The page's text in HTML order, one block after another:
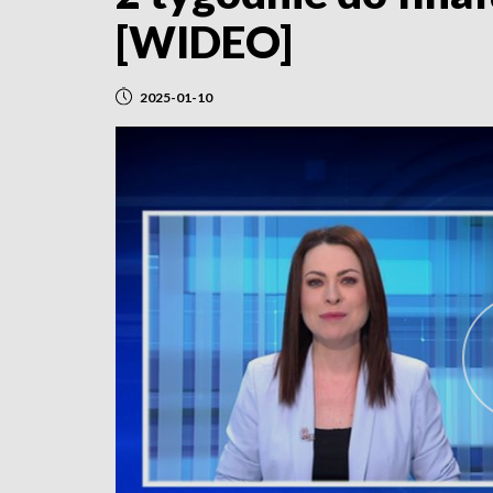
[WIDEO]
2025-01-10